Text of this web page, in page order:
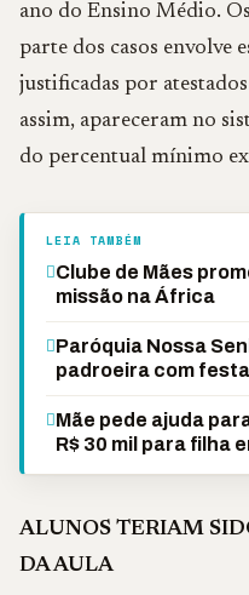
ano do Ensino Médio.
parte dos casos envolve
justificadas por
assim, apareceram no
do percentual mínimo
LEIA TAMBÉM
Clube de Mães
missão na África
Paróquia Nossa
padroeira com festa
Mãe pede ajuda
R$ 30 mil para filha
ALUNOS TERIAM
DA AULA